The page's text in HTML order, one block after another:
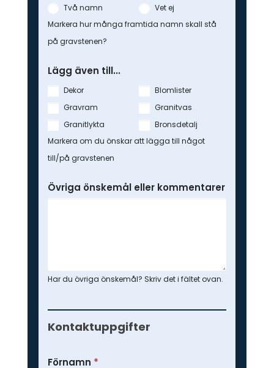
Två namn
Vet ej
Markera hur många framtida namn skall stå
på gravstenen?
Lägg även till...
Dekor
Blomlister
Gravram
Granitvas
Granitlykta
Bronsdetalj
Markera om du önskar att lägga till något
till/på gravstenen
Övriga önskemål eller kommentarer
Har du övriga önskemål? Skriv det i fältet ovan.
Kontaktuppgifter
Förnamn *